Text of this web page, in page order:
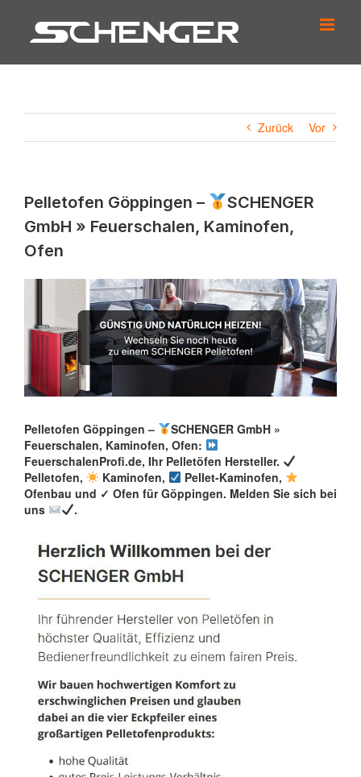
springen
Zurück Vor
Pelletofen Göppingen –
SCHENGER
GmbH » Feuerschalen, Kaminofen,
Ofen
Pelletofen Göppingen –
SCHENGER GmbH »
Feuerschalen, Kaminofen, Ofen:
FeuerschalenProfi.de, Ihr Pelletöfen Hersteller.
Pelletofen,
Kaminofen,
Pellet-Kaminofen,
Ofenbau und ✓ Ofen für Göppingen. Melden Sie sich bei
uns
.